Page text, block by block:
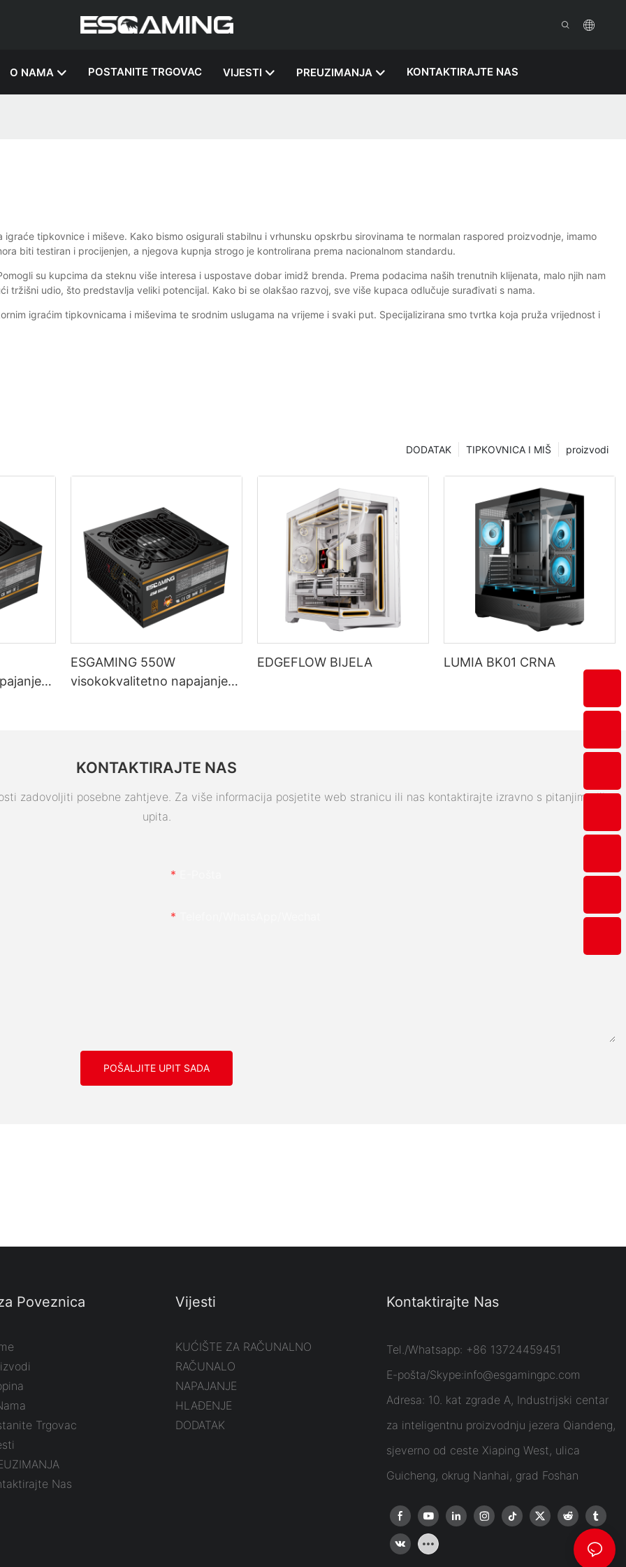
O NAMA POSTANITE TRGOVAC VIJESTI PREUZIMANJA KONTAKTIRAJTE NAS
tipkovnice i miševe. Kako bismo osigurali stabilnu i vrhunsku opskrbu sirovinama te normalan raspored proizvodnje, imamo
biti testiran i procijenjen, a njegova kupnja strogo je kontrolirana prema nacionalnom standardu.
su kupcima da steknu više interesa i uspostave dobar imidž brenda. Prema podacima naših trenutnih klijenata, malo njih nam
tržišni udio, što predstavlja veliki potencijal. Kako bi se olakšao razvoj, sve više kupaca odlučuje surađivati ​​s nama.
igraćim tipkovnicama i miševima te srodnim uslugama na vrijeme i svaki put. Specijalizirana smo tvrtka koja pruža vrijednost i
proizvodi
TIPKOVNICA I MIŠ
DODATAK
ESGAMING 550W
visokokvalitetno napajanje
EDGEFLOW BIJELA LUMIA BK01 CRNA
KONTAKTIRAJTE NAS
zadovoljiti posebne zahtjeve. Za više informacija posjetite web stranicu ili nas kontaktirajte izravno s pitanjima ili
upita.
POŠALJITE UPIT SADA
Poveznica
Trgovac
Nas
Vijesti
KUĆIŠTE ZA RAČUNALNO
RAČUNALO
NAPAJANJE
HLAĐENJE
DODATAK
Kontaktirajte Nas
Tel./Whatsapp: +86 13724459451
E-pošta/Skype:info@esgamingpc.com
Adresa: 10. kat zgrade A, Industrijski centar
za inteligentnu proizvodnju jezera Qiandeng,
sjeverno od ceste Xiaping West, ulica
Guicheng, okrug Nanhai, grad Foshan